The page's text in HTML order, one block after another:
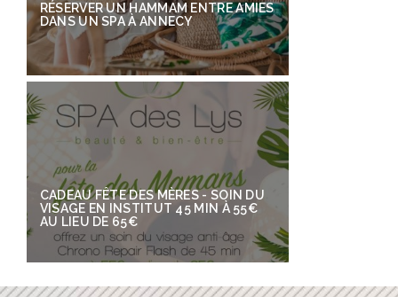
RÉSERVER UN HAMMAM ENTRE AMIES
DANS UN SPA À ANNECY
CADEAU FÊTE DES MÈRES - SOIN DU
VISAGE EN INSTITUT 45 MIN À 55€
AU LIEU DE 65€